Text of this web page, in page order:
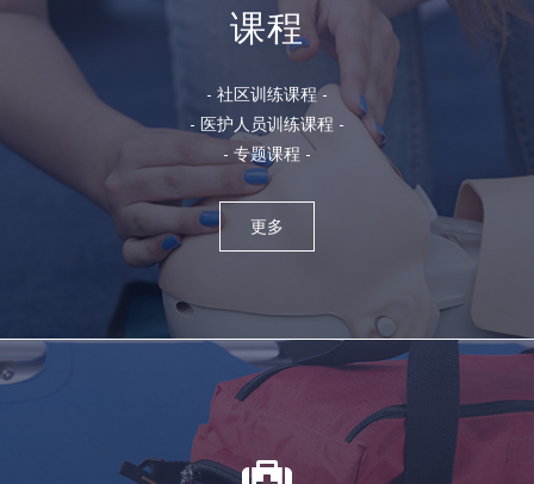
课程
- 社区训练课程 -
- 医护人员训练课程 -
- 专题课程 -
更多